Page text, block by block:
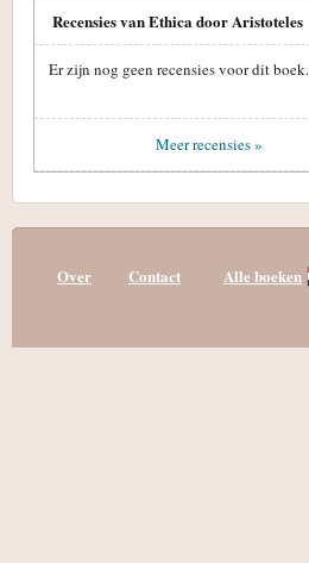
Recensies van Ethica door Aristoteles
Er zijn nog geen recensies voor dit boek.
Meer recensies »
Over Contact Alle boeken